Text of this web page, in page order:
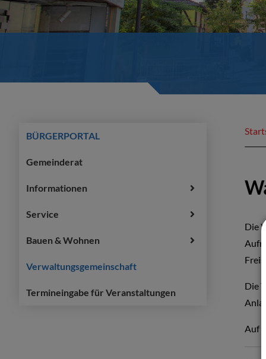
BÜRGERPORTAL
Gemeinderat
Informationen
Service
Bauen & Wohnen
Verwaltungsgemeinschaft
Termineingabe für Veranstaltungen
Die
Die
Auf